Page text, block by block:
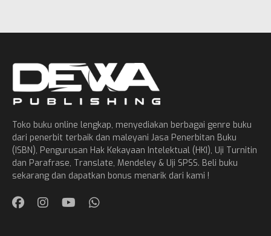
Toko buku online lengkap, menyediakan berbagai genre buku
dari penerbit terbaik dan maleyani Jasa Penerbitan Buku
(ISBN), Pengurusan Hak Kekayaan Intelektual (HKI), Uji Turnitin
dan Parafrase, Translate, Mendeley & Uji SPSS. Beli buku
sekarang dan dapatkan bonus menarik dari kami !